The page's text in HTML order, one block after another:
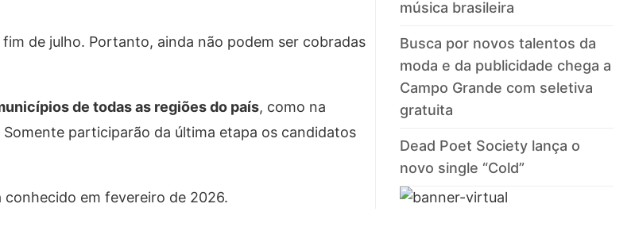
de julho. Portanto, ainda não podem ser cobradas
de todas as regiões do país, como na
participarão da última etapa os candidatos
em fevereiro de 2026.
música brasileira
Busca por novos talentos da
moda e da publicidade chega a
Campo Grande com seletiva
gratuita
Dead Poet Society lança o
novo single “Cold”